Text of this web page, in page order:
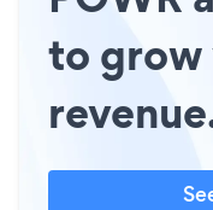
to grow